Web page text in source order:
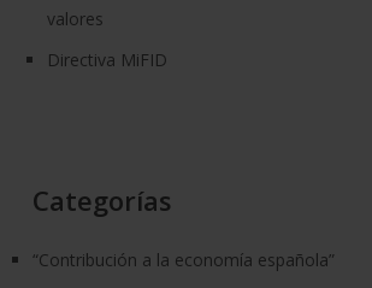
valores
Directiva MiFID
Categorías
“Contribución a la economía española”